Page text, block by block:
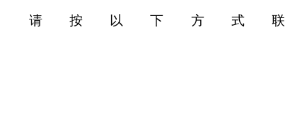
请按以下方式联